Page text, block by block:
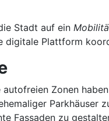
Stadt auf ein
digitale Plattform
autofreien Zonen
Parkhäuser
Fassaden zu